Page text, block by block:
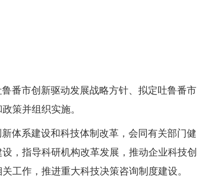
番市创新驱动发展战略方针、拟定吐鲁番市
策并组织实施。
体系建设和科技体制改革，会同有关部门健
，指导科研机构改革发展，推动企业科技创
工作，推进重大科技决策咨询制度建设。